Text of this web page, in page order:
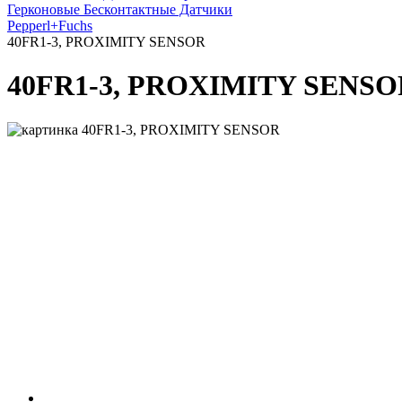
Герконовые Бесконтактные Датчики
Pepperl+Fuchs
40FR1-3, PROXIMITY SENSOR
40FR1-3, PROXIMITY